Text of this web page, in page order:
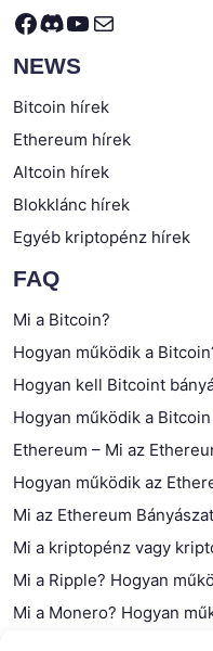
Facebook
Discord
YouTube
Mail
NEWS
Bitcoin hírek
Ethereum hírek
Altcoin hírek
Blokklánc hírek
Egyéb kriptopénz hírek
FAQ
Mi a Bitcoin?
Hogyan működik a
Hogyan kell Bitcoint
Hogyan működik a
Ethereum – Mi az
Hogyan működik az
Mi az Ethereum
Mi a kriptopénz vagy
Mi a Ripple? Hogyan
Mi a Monero? Hogyan